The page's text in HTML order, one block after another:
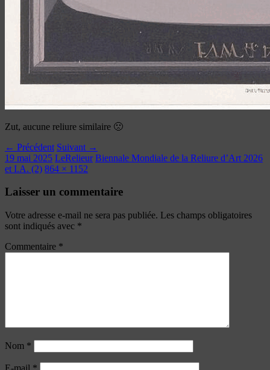
Zut, aucune reliure similaire 🙁
← Précédent Suivant →
19 mai 2025 LeRelieur Biennale Mondiale de la Reliure d’Art 2026
et I.A. (2) 864 × 1152
Laisser un commentaire
Votre adresse e-mail ne sera pas publiée. Les champs obligatoires
sont indiqués avec *
Commentaire *
Nom *
E-mail *